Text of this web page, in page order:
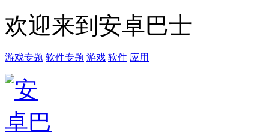
欢迎来到安卓巴士
游戏专题 软件专题 游戏 软件 应用